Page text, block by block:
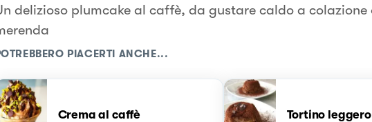
delizioso plumcake al caffè, da gustare caldo a colazione
PIACERTI ANCHE...
Crema al caffè Tortino